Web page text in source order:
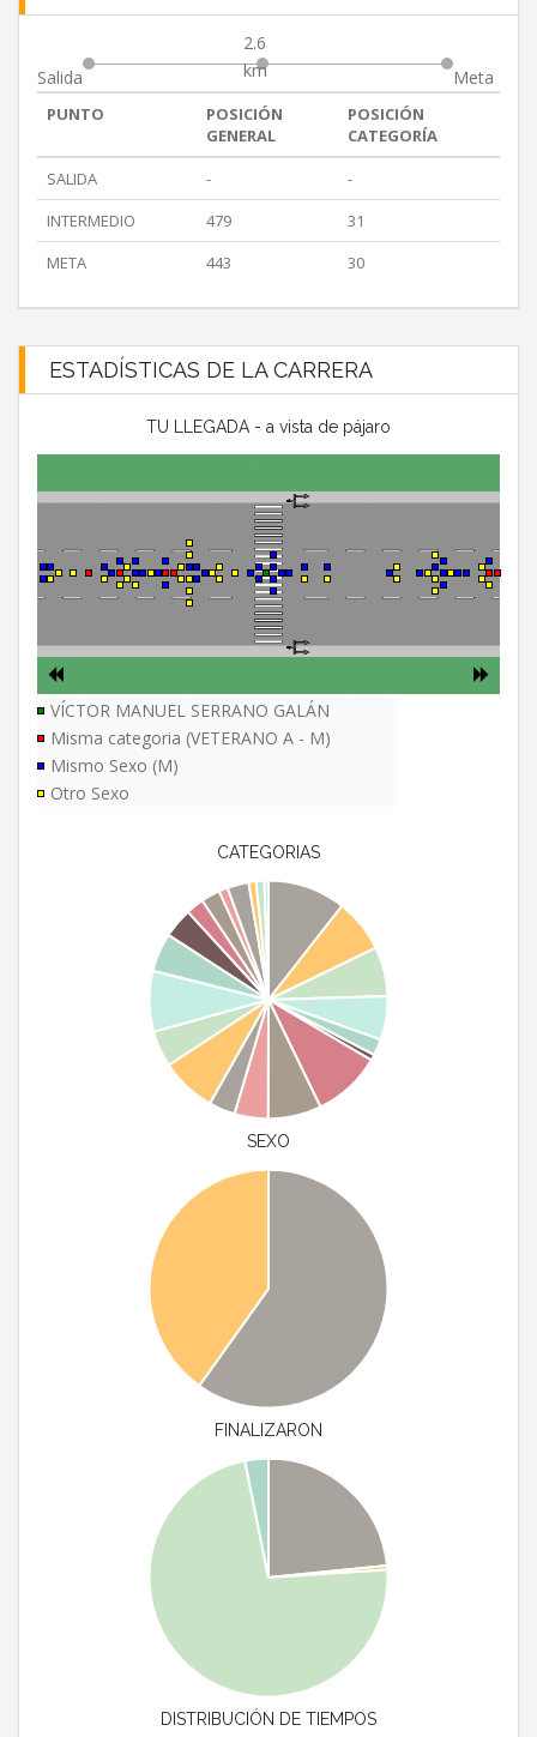
Salida
2.6
km
Meta
PUNTO
POSICIÓN
GENERAL
POSICIÓN
CATEGORÍA
SALIDA
-
-
INTERMEDIO
479
31
META
443 30
ESTADÍSTICAS DE LA CARRERA
TU LLEGADA - a vista de pájaro
VÍCTOR MANUEL SERRANO GALÁN
Misma categoria (VETERANO A - M)
Mismo Sexo (M)
Otro Sexo
CATEGORIAS
SEXO
FINALIZARON
DISTRIBUCIÓN DE TIEMPOS